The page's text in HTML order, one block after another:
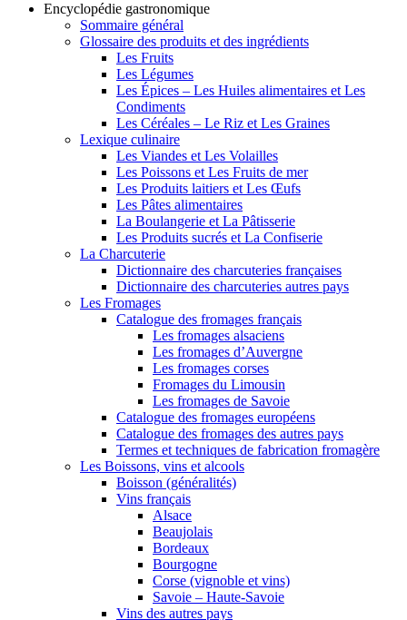
Encyclopédie gastronomique
Sommaire général
Glossaire des produits et des ingrédients
Les Fruits
Les Légumes
Les Épices – Les Huiles alimentaires et Les
Condiments
Les Céréales – Le Riz et Les Graines
Lexique culinaire
Les Viandes et Les Volailles
Les Poissons et Les Fruits de mer
Les Produits laitiers et Les Œufs
Les Pâtes alimentaires
La Boulangerie et La Pâtisserie
Les Produits sucrés et La Confiserie
La Charcuterie
Dictionnaire des charcuteries françaises
Dictionnaire des charcuteries autres pays
Les Fromages
Catalogue des fromages français
Les fromages alsaciens
Les fromages d’Auvergne
Les fromages corses
Fromages du Limousin
Les fromages de Savoie
Catalogue des fromages européens
Catalogue des fromages des autres pays
Termes et techniques de fabrication fromagère
Les Boissons, vins et alcools
Boisson (généralités)
Vins français
Alsace
Beaujolais
Bordeaux
Bourgogne
Corse (vignoble et vins)
Savoie – Haute-Savoie
Vins des autres pays